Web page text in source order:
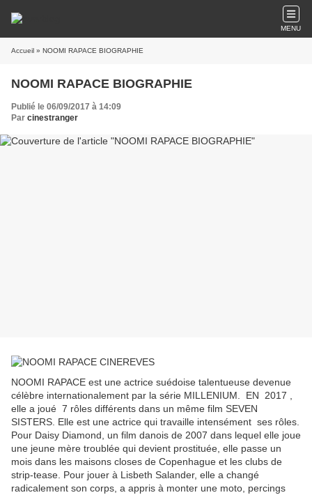
MENU
Accueil » NOOMI RAPACE BIOGRAPHIE
NOOMI RAPACE BIOGRAPHIE
Publié le 06/09/2017 à 14:09
Par cinestranger
NOOMI RAPACE est une actrice suédoise talentueuse devenue
célèbre internationalement par la série MILLENIUM. EN 2017 ,
elle a joué 7 rôles différents dans un même film SEVEN
SISTERS. Elle est une actrice qui travaille intensément ses rôles.
Pour Daisy Diamond, un film danois de 2007 dans lequel elle joue
une jeune mère troublée qui devient prostituée, elle passe un
mois dans les maisons closes de Copenhague et les clubs de
strip-tease. Pour jouer à Lisbeth Salander, elle a changé
radicalement son corps, a appris à monter une moto, percings